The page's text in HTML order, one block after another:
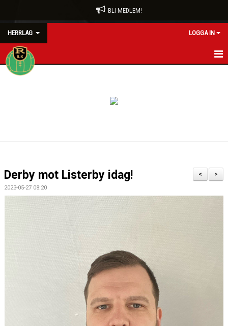
BLI MEDLEM!
HERRLAG LOGGA IN
HEM
BILDGALLERI
DOKUMENT
>
<
Derby mot Listerby idag!
2023-05-27 08:20